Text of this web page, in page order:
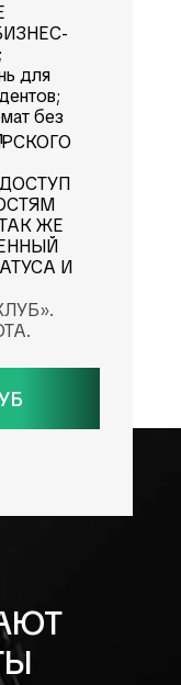
ЖЕ
И
для
без